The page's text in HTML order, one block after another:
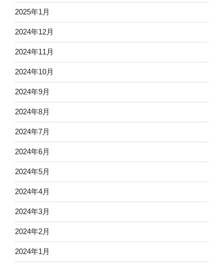
2025年1月
2024年12月
2024年11月
2024年10月
2024年9月
2024年8月
2024年7月
2024年6月
2024年5月
2024年4月
2024年3月
2024年2月
2024年1月